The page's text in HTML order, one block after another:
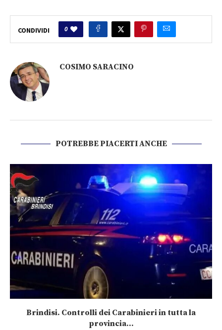
CONDIVIDI 0
COSIMO SARACINO
POTREBBE PIACERTI ANCHE
Brindisi. Controlli dei Carabinieri in tutta la
provincia...